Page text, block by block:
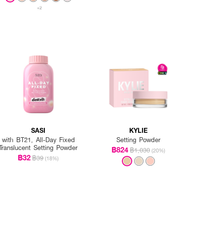
+2
SASI
with BT21, All-Day Fixed
Setting Powder
฿32฿39 (18%)
KYLIE
Setting Powder
฿824฿1,030 (20%)